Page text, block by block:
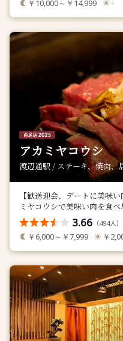
￥10,000～￥14,999 -
アカミヤコウシ
渡辺通駅 / ステーキ、焼肉、
【歓送迎会、デートに美味
ミヤコウシで美味い肉を食
3.66 （494人）
￥6,000～￥7,999 ￥